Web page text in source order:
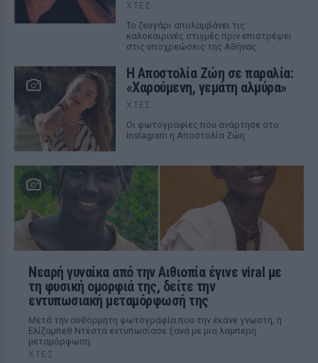
ΧΤΕΣ
Το ζευγάρι απολαμβάνει τις
καλοκαιρινές στιγμές πριν επιστρέψει
στις υποχρεώσεις της Αθήνας
Η Αποστολία Ζώη σε παραλία:
«Χαρούμενη, γεμάτη αλμύρα»
ΧΤΕΣ
Οι φωτογραφίες που ανάρτησε στο
Instagram η Αποστολία Ζώη
Νεαρή γυναίκα από την Αιθιοπία έγινε viral με
τη φυσική ομορφιά της, δείτε την
εντυπωσιακή μεταμόρφωσή της
Μετά την αυθόρμητη φωτογραφία που την έκανε γνωστή, η
Ελίζαμπεθ Ντέστα εντυπωσίασε ξανά με μια λαμπερή
μεταμόρφωση
ΧΤΕΣ